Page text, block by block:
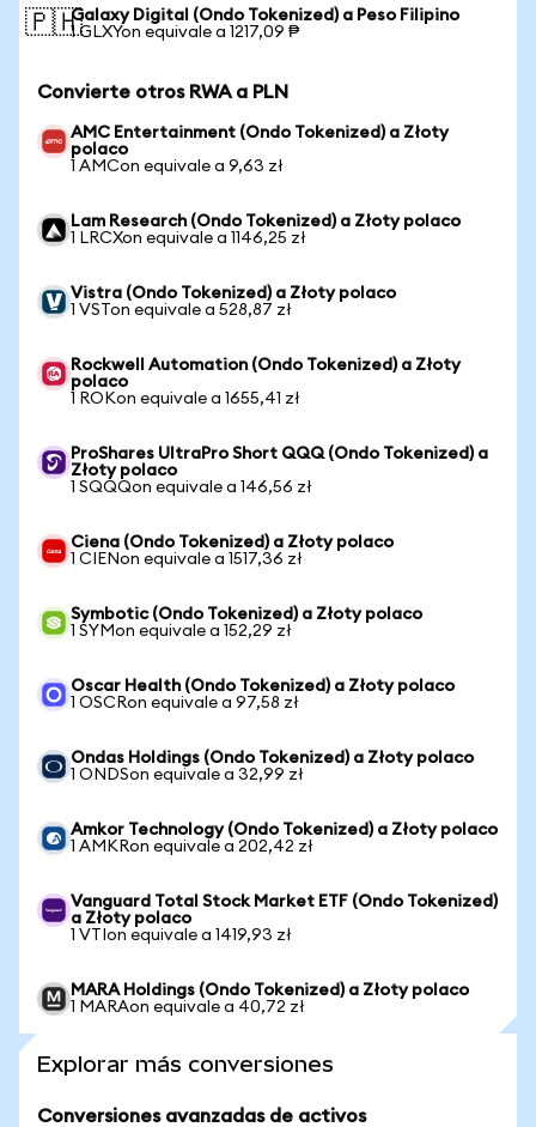
🇵🇭Galaxy Digital (Ondo Tokenized) a Peso Filipino
1 GLXYon equivale a 1217,09 ₱
Convierte otros RWA a PLN
AMC Entertainment (Ondo Tokenized) a Złoty
polaco
1 AMCon equivale a 9,63 zł
Lam Research (Ondo Tokenized) a Złoty polaco
1 LRCXon equivale a 1146,25 zł
Vistra (Ondo Tokenized) a Złoty polaco
1 VSTon equivale a 528,87 zł
Rockwell Automation (Ondo Tokenized) a Złoty
polaco
1 ROKon equivale a 1655,41 zł
ProShares UltraPro Short QQQ (Ondo Tokenized) a
Złoty polaco
1 SQQQon equivale a 146,56 zł
Ciena (Ondo Tokenized) a Złoty polaco
1 CIENon equivale a 1517,36 zł
Symbotic (Ondo Tokenized) a Złoty polaco
1 SYMon equivale a 152,29 zł
Oscar Health (Ondo Tokenized) a Złoty polaco
1 OSCRon equivale a 97,58 zł
Ondas Holdings (Ondo Tokenized) a Złoty polaco
1 ONDSon equivale a 32,99 zł
Amkor Technology (Ondo Tokenized) a Złoty polaco
1 AMKRon equivale a 202,42 zł
Vanguard Total Stock Market ETF (Ondo Tokenized)
a Złoty polaco
1 VTIon equivale a 1419,93 zł
MARA Holdings (Ondo Tokenized) a Złoty polaco
1 MARAon equivale a 40,72 zł
Explorar más conversiones
Conversiones avanzadas de activos